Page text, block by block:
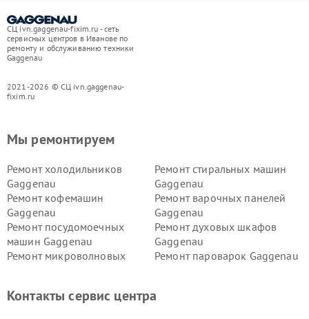
СЦ ivn.gaggenau-fixim.ru - сеть
сервисных центров в Иванове по
ремонту и обслуживанию техники
Gaggenau
2021-2026 © СЦ ivn.gaggenau-
fixim.ru
Мы ремонтируем
Ремонт холодильников
Gaggenau
Ремонт стиральных машин
Gaggenau
Ремонт кофемашин
Gaggenau
Ремонт варочных панелей
Gaggenau
Ремонт посудомоечных
машин Gaggenau
Ремонт духовых шкафов
Gaggenau
Ремонт микроволновых
Ремонт пароварок Gaggenau
Контакты сервис центра